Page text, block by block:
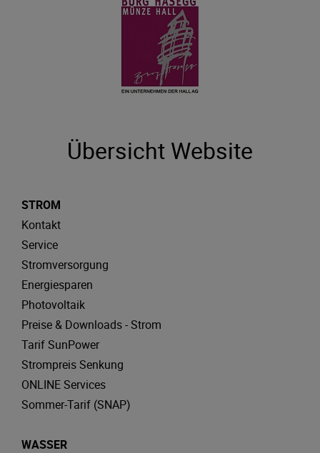
Übersicht Website
STROM
Kontakt
Service
Stromversorgung
Energiesparen
Photovoltaik
Preise & Downloads - Strom
Tarif SunPower
Strompreis Senkung
ONLINE Services
Sommer-Tarif (SNAP)
WASSER